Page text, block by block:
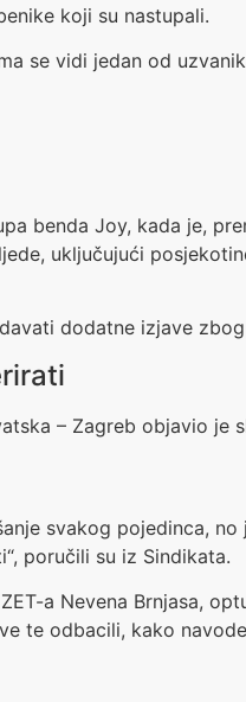
koji su nastupali.
se vidi jedan od
benda Joy, kada je,
uključujući
dodatne izjave
– Zagreb objavio je
svakog pojedinca,
poručili su iz Sindikata.
a Nevena Brnjasa,
te odbacili, kako